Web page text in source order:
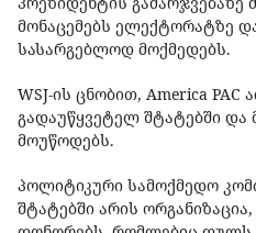
მონაცემებს ელექტორატზე
სასარგებლოდ მოქმედებს.
WSJ-ის ცნობით, America
გადაუწყვეტელ შტატებში და
მოუწოდებს.
პოლიტიკური სამოქმედო
შტატებში არის